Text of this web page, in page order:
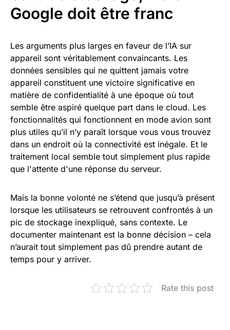
Google doit être franc
Les arguments plus larges en faveur de l’IA sur
appareil sont véritablement convaincants. Les
données sensibles qui ne quittent jamais votre
appareil constituent une victoire significative en
matière de confidentialité à une époque où tout
semble être aspiré quelque part dans le cloud. Les
fonctionnalités qui fonctionnent en mode avion sont
plus utiles qu’il n’y paraît lorsque vous vous trouvez
dans un endroit où la connectivité est inégale. Et le
traitement local semble tout simplement plus rapide
que l'attente d'une réponse du serveur.
Mais la bonne volonté ne s’étend que jusqu’à présent
lorsque les utilisateurs se retrouvent confrontés à un
pic de stockage inexpliqué, sans contexte. Le
documenter maintenant est la bonne décision – cela
n’aurait tout simplement pas dû prendre autant de
temps pour y arriver.
Rate this post